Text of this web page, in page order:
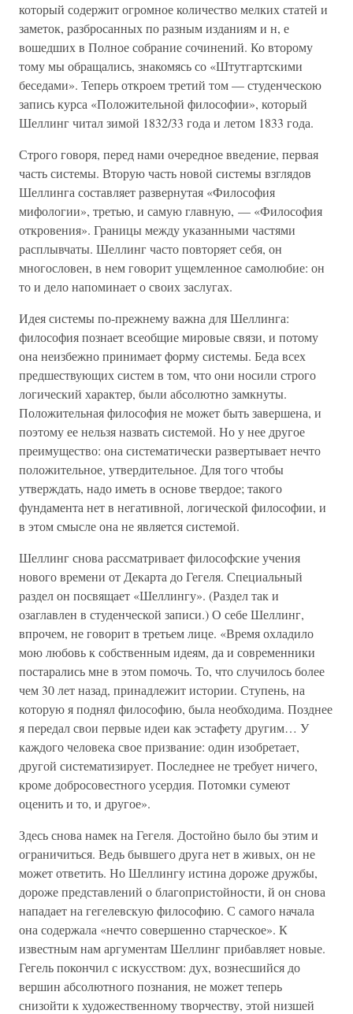
который содержит огромное количество мелких статей и
заметок, разбросанных по разным изданиям и н, е
вошедших в Полное собрание сочинений. Ко второму
тому мы обращались, знакомясь со «Штутгартскими
беседами». Теперь откроем третий том — студенческою
запись курса «Положительной философии», который
Шеллинг читал зимой 1832/33 года и летом 1833 года.
Строго говоря, перед нами очередное введение, первая
часть системы. Вторую часть новой системы взглядов
Шеллинга составляет развернутая «Философия
мифологии», третью, и самую главную, — «Философия
откровения». Границы между указанными частями
расплывчаты. Шеллинг часто повторяет себя, он
многословен, в нем говорит ущемленное самолюбие: он
то и дело напоминает о своих заслугах.
Идея системы по-прежнему важна для Шеллинга:
философия познает всеобщие мировые связи, и потому
она неизбежно принимает форму системы. Беда всех
предшествующих систем в том, что они носили строго
логический характер, были абсолютно замкнуты.
Положительная философия не может быть завершена, и
поэтому ее нельзя назвать системой. Но у нее другое
преимущество: она систематически развертывает нечто
положительное, утвердительное. Для того чтобы
утверждать, надо иметь в основе твердое; такого
фундамента нет в негативной, логической философии, и
в этом смысле она не является системой.
Шеллинг снова рассматривает философские учения
нового времени от Декарта до Гегеля. Специальный
раздел он посвящает «Шеллингу». (Раздел так и
озаглавлен в студенческой записи.) О себе Шеллинг,
впрочем, не говорит в третьем лице. «Время охладило
мою любовь к собственным идеям, да и современники
постарались мне в этом помочь. То, что случилось более
чем 30 лет назад, принадлежит истории. Ступень, на
которую я поднял философию, была необходима. Позднее
я передал свои первые идеи как эстафету другим… У
каждого человека свое призвание: один изобретает,
другой систематизирует. Последнее не требует ничего,
кроме добросовестного усердия. Потомки сумеют
оценить и то, и другое».
Здесь снова намек на Гегеля. Достойно было бы этим и
ограничиться. Ведь бывшего друга нет в живых, он не
может ответить. Но Шеллингу истина дороже дружбы,
дороже представлений о благопристойности, й он снова
нападает на гегелевскую философию. С самого начала
она содержала «нечто совершенно старческое». К
известным нам аргументам Шеллинг прибавляет новые.
Гегель покончил с искусством: дух, вознесшийся до
вершин абсолютного познания, не может теперь
снизойти к художественному творчеству, этой низшей